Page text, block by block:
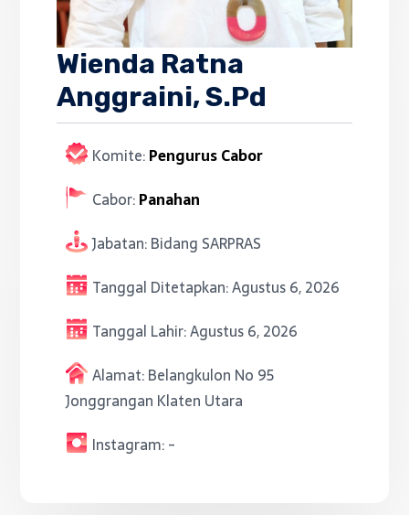
Wienda Ratna
Anggraini, S.Pd
Komite:Pengurus Cabor
Cabor:Panahan
Jabatan:Bidang SARPRAS
Tanggal Ditetapkan:Agustus 6, 2026
Tanggal Lahir:Agustus 6, 2026
Alamat:Belangkulon No 95
Jonggrangan Klaten Utara
Instagram:-